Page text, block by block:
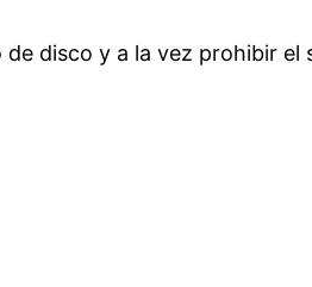
disco y a la vez prohibir el